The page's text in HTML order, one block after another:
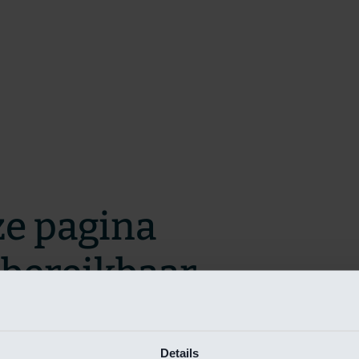
Details
pagina
zo snel mogelijk te verhelpen.